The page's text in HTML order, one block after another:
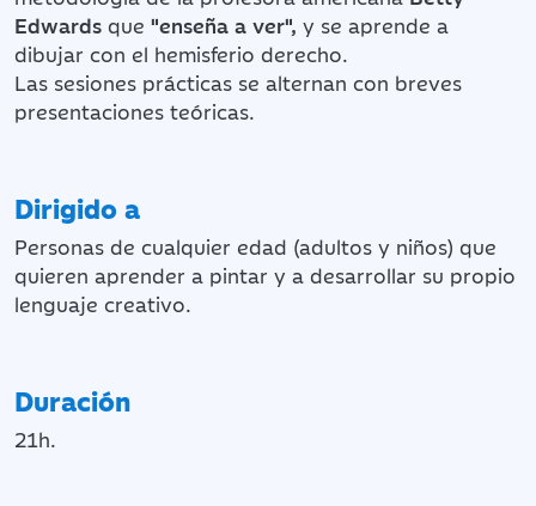
Edwards que "enseña a ver", y se aprende a
dibujar con el hemisferio derecho.
Las sesiones prácticas se alternan con breves
presentaciones teóricas.
Dirigido a
Personas de cualquier edad (adultos y niños) que
quieren aprender a pintar y a desarrollar su propio
lenguaje creativo.
Duración
21h.